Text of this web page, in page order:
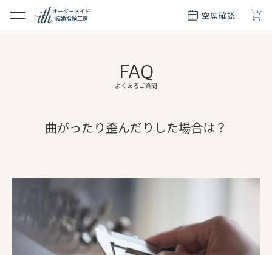
オーダーメイド
結婚指輪工房
空席確認 +
よくあるご質問
FAQ
曲がったり歪んだりした場合は？